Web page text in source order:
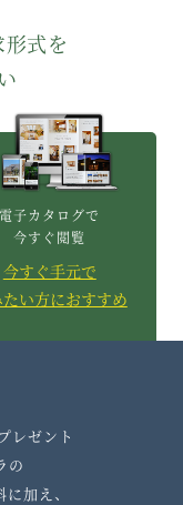
式を
電子カタログで
今すぐ閲覧
今すぐ手元で
い方におすすめ
レゼント
の
加え、